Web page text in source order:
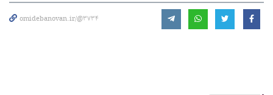
omidebanovan.ir/@3734